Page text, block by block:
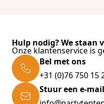
Hulp nodig? We staan
Onze klantenservice is
Bel met ons
+31 (0)76 750 15
Stuur een e-mail